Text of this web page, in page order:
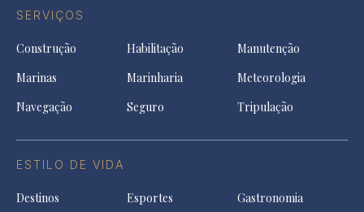
SERVIÇOS
Construção Habilitação
Manutenção
Marinas
Marinharia
Meteorologia
Navegação
Seguro Tripulação
ESTILO DE VIDA
Destinos Esportes
Gastronomia